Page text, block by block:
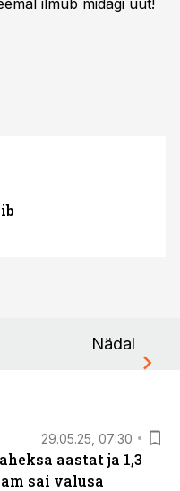
ilmub midagi uut!
Nädal
29.05.25, 07:30
aastat ja 1,3
sai valusa